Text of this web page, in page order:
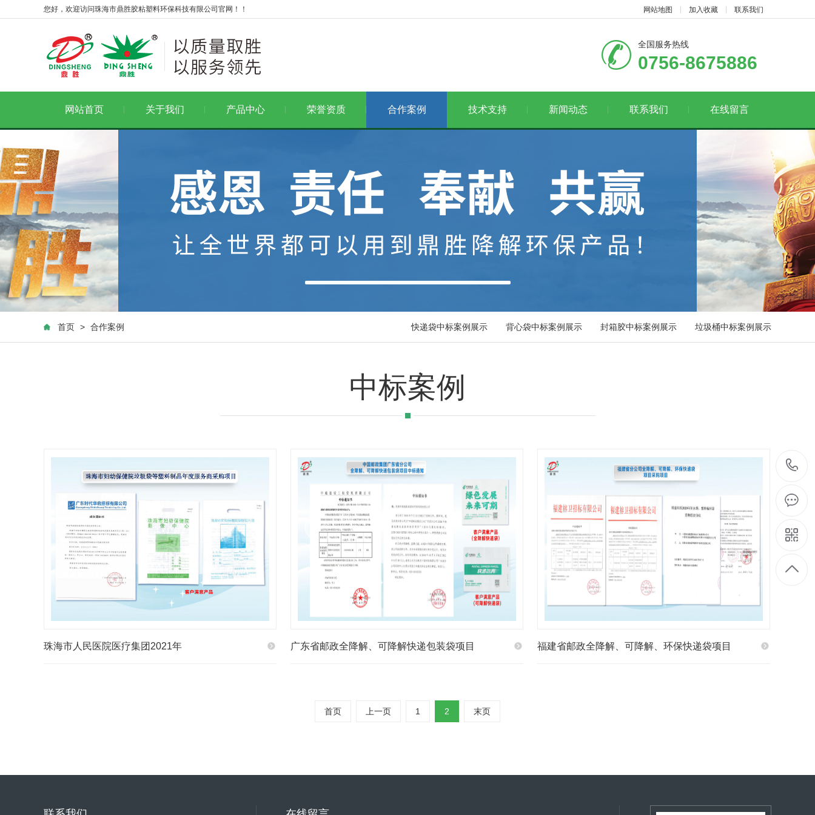
您好，欢迎访问珠海市鼎胜胶粘塑料环保科技有限公司官网！！ 网站地图 加入收藏 联系我们
全国服务热线
0756-8675886
网站首页 关于我们 产品中心 荣誉资质 合作案例 技术支持 新闻动态 联系我们 在线留言
首页 > 合作案例 快递袋中标案例展示 背心袋中标案例展示 封箱胶中标案例展示 垃圾桶中标案例展示
中标案例
珠海市人民医院医疗集团2021年 广东省邮政全降解、可降解快递包装袋项目 福建省邮政全降解、可降解、环保快递袋项目
首页 上一页 1 2 末页